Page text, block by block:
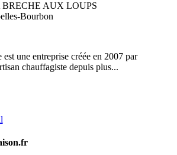
AUX LOUPS
Bourbon
une entreprise créée en 2007 par
chauffagiste depuis plus...